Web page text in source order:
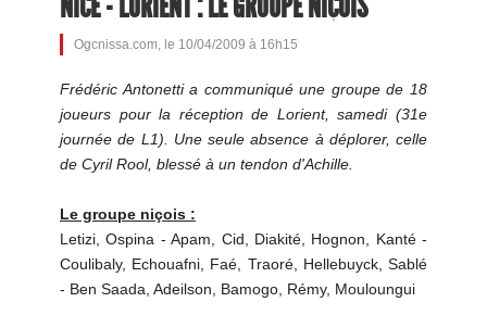
Ogcnissa.com, le 10/04/2009 à 16h15
Frédéric Antonetti a communiqué une groupe de 18
joueurs pour la réception de Lorient, samedi (31e
journée de L1). Une seule absence à déplorer, celle
de Cyril Rool, blessé à un tendon d'Achille.
Le groupe niçois :
Letizi, Ospina - Apam, Cid, Diakité, Hognon, Kanté -
Coulibaly, Echouafni, Faé, Traoré, Hellebuyck, Sablé
- Ben Saada, Adeilson, Bamogo, Rémy, Mouloungui